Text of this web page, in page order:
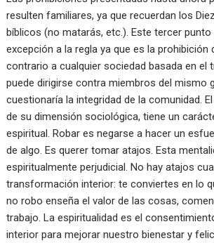
resulten familiares, ya que recuerdan los
bíblicos (no matarás, etc.). Este tercer
excepción a la regla ya que es la prohibición
contrario a cualquier sociedad basada en el
puede dirigirse contra miembros del mismo
cuestionaría la integridad de la comunidad.
de su dimensión sociológica, tiene un
espiritual. Robar es negarse a hacer un
de algo. Es querer tomar atajos. Esta
espiritualmente perjudicial. No hay atajos
transformación interior: te conviertes en lo
no robo enseña el valor de las cosas,
trabajo. La espiritualidad es el
interior para mejorar nuestro bienestar y